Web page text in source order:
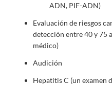
ADN, PIF-ADN)
Evaluación de riesgos
detección entre 40 y 75
médico)
Audición
Hepatitis C (un examen